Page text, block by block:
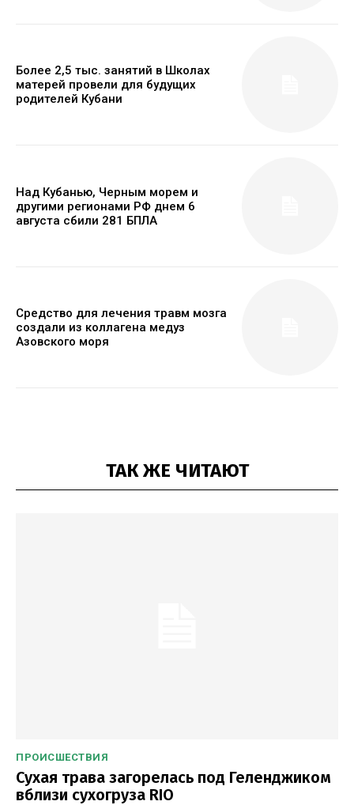
Более 2,5 тыс. занятий в Школах
матерей провели для будущих
родителей Кубани
Над Кубанью, Черным морем и
другими регионами РФ днем 6
августа сбили 281 БПЛА
Средство для лечения травм мозга
создали из коллагена медуз
Азовского моря
ТАК ЖЕ ЧИТАЮТ
ПРОИСШЕСТВИЯ
Сухая трава загорелась под Геленджиком
вблизи сухогруза RIO